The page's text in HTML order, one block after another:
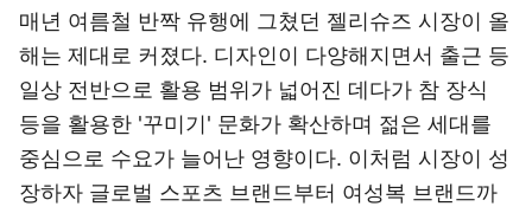
매년 여름철 반짝 유행에 그쳤던 젤리슈즈 시장이 올
해는 제대로 커졌다. 디자인이 다양해지면서 출근 등
일상 전반으로 활용 범위가 넓어진 데다가 참 장식
등을 활용한 '꾸미기' 문화가 확산하며 젊은 세대를
중심으로 수요가 늘어난 영향이다. 이처럼 시장이 성
장하자 글로벌 스포츠 브랜드부터 여성복 브랜드까